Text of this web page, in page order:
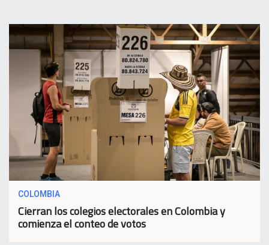
COLOMBIA
Cierran los colegios electorales en Colombia y
comienza el conteo de votos